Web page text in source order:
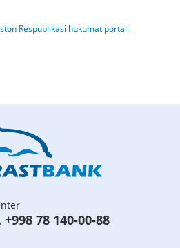
Respublikasi hukumat portali
+998 78 140-00-88